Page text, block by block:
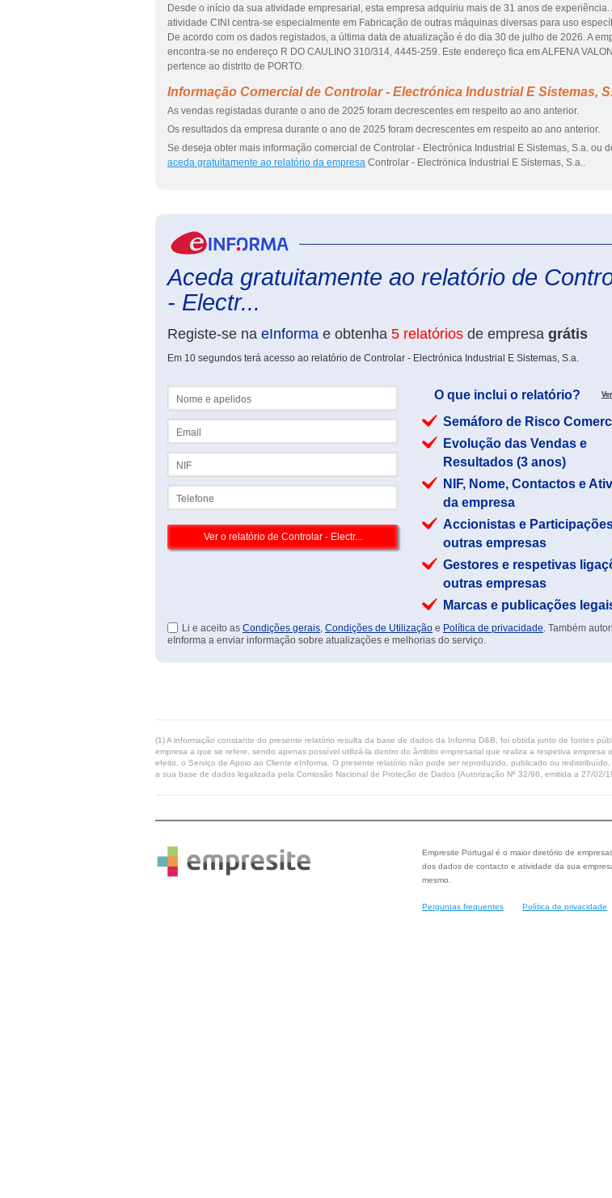
Desde o início da sua atividade empresarial, esta empresa adquiriu mais de 31 anos de experiência.
atividade CINI centra-se especialmente em Fabricação de outras máquinas diversas para uso
De acordo com os dados registados, a última data de atualização é do dia 30 de julho de 2026. A
encontra-se no endereço R DO CAULINO 310/314, 4445-259. Este endereço fica em ALFENA
pertence ao distrito de PORTO.
Informação Comercial de Controlar - Electrónica Industrial E Sistemas,
As vendas registadas durante o ano de 2025 foram decrescentes em respeito ao ano anterior.
Os resultados da empresa durante o ano de 2025 foram decrescentes em respeito ao ano anterior.
Se deseja obter mais informação comercial de Controlar - Electrónica Industrial E Sistemas, S.a. ou
aceda gratuitamente ao relatório da empresa Controlar - Electrónica Industrial E Sistemas, S.a..
Aceda gratuitamente ao relatório de
- Electr...
Registe-se na eInforma e obtenha 5 relatórios de empresa grátis
Em 10 segundos terá acesso ao relatório de Controlar - Electrónica Industrial E Sistemas, S.a.
O que inclui o relatório?
Semáforo de Risco
Evolução das Vendas e
Resultados (3 anos)
NIF, Nome, Contactos e
da empresa
Accionistas e
outras empresas
Gestores e respetivas
outras empresas
Marcas e publicações
Li e aceito as Condições gerais, Condições de Utilização e Política de privacidade. Também
eInforma a enviar informação sobre atualizações e melhorias do serviço.
(1) A informação constante do presente relatório resulta da base de dados da Informa D&B, foi obtida junto de fontes
empresa a que se refere, sendo apenas possível utilizá-la dentro do âmbito empresarial que realiza a respetiva
efeito, o Serviço de Apoio ao Cliente eInforma. O presente relatório não pode ser reproduzido, publicado ou
a sua base de dados legalizada pela Comissão Nacional de Proteção de Dados (Autorização Nº 32/96, emitida a 27/02/
Empresite Portugal é o maior diretório de
dos dados de contacto e atividade da sua
mesmo.
Perguntas frequentes Política de privacidade